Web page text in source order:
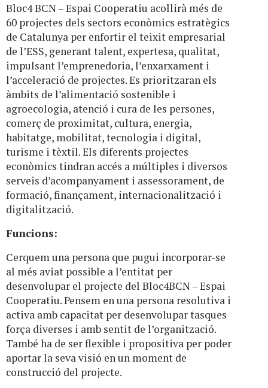
Bloc4 BCN – Espai Cooperatiu acollirà més de
60 projectes dels sectors econòmics estratègics
de Catalunya per enfortir el teixit empresarial
de l’ESS, generant talent, expertesa, qualitat,
impulsant l’emprenedoria, l’enxarxament i
l’acceleració de projectes. Es prioritzaran els
àmbits de l’alimentació sostenible i
agroecologia, atenció i cura de les persones,
comerç de proximitat, cultura, energia,
habitatge, mobilitat, tecnologia i digital,
turisme i tèxtil. Els diferents projectes
econòmics tindran accés a múltiples i diversos
serveis d’acompanyament i assessorament, de
formació, finançament, internacionalització i
digitalització.
Funcions:
Cerquem una persona que pugui incorporar-se
al més aviat possible a l’entitat per
desenvolupar el projecte del Bloc4BCN – Espai
Cooperatiu. Pensem en una persona resolutiva i
activa amb capacitat per desenvolupar tasques
força diverses i amb sentit de l’organització.
També ha de ser flexible i propositiva per poder
aportar la seva visió en un moment de
construcció del projecte.